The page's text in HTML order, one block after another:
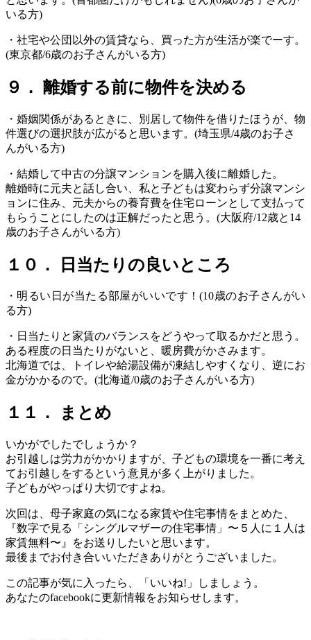
いる方)
・社宅や公団以外の賃貸なら、買った方が生活が楽でーす。
(東京都/6歳のお子さんがいる方)
９． 離婚する前に物件を決める
・婚姻関係があるときに、別居して物件を借りたほうが、物
件選びの選択肢が広がると思います。(埼玉県/4歳のお子さ
んがいる方)
・結婚して中古の分譲マンションを購入後に離婚した。
離婚時に元夫と話し合い、私と子どもは変わらず分譲マンシ
ョンに住み、元夫からの養育費を住宅ローンとして支払って
もらうことにしたのは正解だったと思う。(大阪府/12歳と14
歳のお子さんがいる方)
１０． 日当たりの良いところ
・明るい日が当たる部屋がいいです！(10歳のお子さんがい
る方)
・日当たりと家賃のバランスをどうやって取るかだと思う。
ある程度の日当たりがないと、暖房費がかさみます。
北海道では、トイレや給湯設備が凍結しやすくなり、逆にお
金がかかるので。(北海道/0歳のお子さんがいる方)
１１． まとめ
いかがでしたでしょうか？
お引越しは労力がかかりますが、子どもの環境を一番に考え
てお引越しをするという意見が多く上がりました。
子どもがやっぱり大切ですよね。
次回は、母子家庭の気になる家賃や住宅事情をまとめた、
『数字で見る「シングルマザーの住宅事情」〜５人に１人は
家賃無料〜』をお送りしたいと思います。
最後までお付き合いいただきありがとうございました。
この記事が気に入ったら、「いいね!」しましょう。
あなたのfacebookに更新情報をお知らせします。